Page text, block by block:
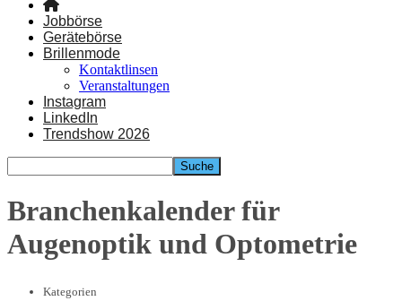
Jobbörse
Gerätebörse
Brillenmode
Kontaktlinsen
Veranstaltungen
Instagram
LinkedIn
Trendshow 2026
Branchenkalender für
Augenoptik und Optometrie
Kategorien